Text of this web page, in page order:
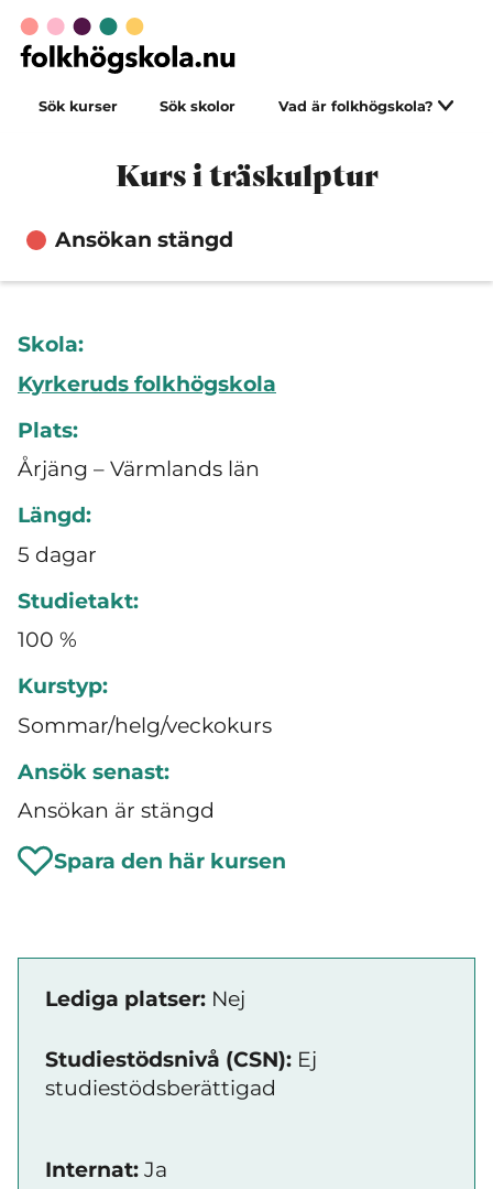
Sök kurser Sök skolor Vad är folkhögskola?
Kurs i träskulptur
Ansökan stängd
Skola:
Kyrkeruds folkhögskola
Plats:
Årjäng – Värmlands län
Längd:
5 dagar
Studietakt:
100 %
Kurstyp:
Sommar/helg/veckokurs
Ansök senast:
Ansökan är stängd
Spara den här kursen
Lediga platser: Nej
Studiestödsnivå (CSN): Ej
studiestödsberättigad
Internat: Ja